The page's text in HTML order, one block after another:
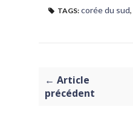
TAGS: corée du sud,
← Article
précédent